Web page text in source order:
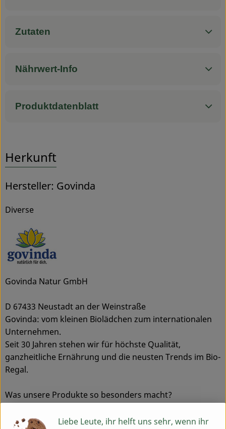
Zutaten
Nährwert-Info
Produktdatenblatt
Herkunft
Hersteller: Govinda
Diverse
Govinda Natur GmbH
D 67433 Neustadt an der Weinstraße
Govinda: vom kleinen Biolädchen zum internationalen
Unternehmen.
Seit 30 Jahren stehen wir für höchste Qualität,
ganzheitliche Ernährung und die neusten Trends im Bio-
Regal.
Was unsere Produkte so besonders macht?
überdurchschnittlichen Produkt-Qualität. Denn Qualität
Liebe Leute, ihr helft uns sehr, wenn ihr